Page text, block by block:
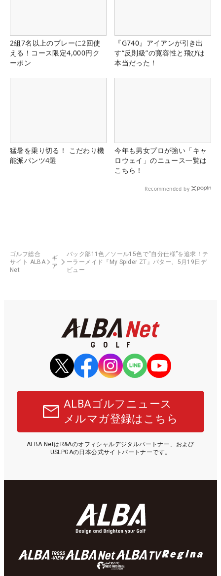
2組7名以上のプレーに2回使
える！コース限定4,000円ク
ーポン
『G740』アイアンが引き出
す“反則級”の寛容性と飛びは
本当だった！
猛暑を乗り切る！ こだわり機
能派パンツ4選
今年も男女プロが強い「キャ
ロウェイ」のニュース一覧は
こちら！
Recommended by
ゴルフ総合
サイト ALBA
Net
ギ
ア
バック部11色／ソール15色で“自分仕様”を追求！テ
ーラーメイド『My Spider ZT』パター、5月19日デ
ビュー
ALBAゴルフニュース
メルマガ登録はこちら
ALBA NetはR&Aのオフィシャルデジタルパートナー、および
USLPGAの日本公式サイトパートナーです。